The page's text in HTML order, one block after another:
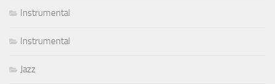
Instrumental
Instrumental
Jazz